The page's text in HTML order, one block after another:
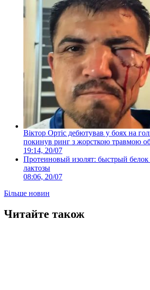
Віктор Ортіс дебютував у боях на
покинув ринг з жорсткою травмою
19:14, 20/07
Протеиновый изолят: быстрый белок
лактозы
08:06, 20/07
Більше новин
Читайте також